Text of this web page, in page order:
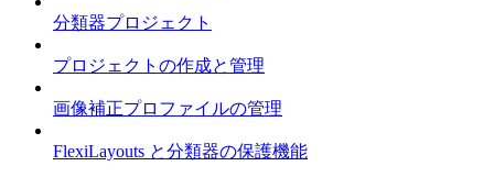
分類器プロジェクト
プロジェクトの作成と管理
画像補正プロファイルの管理
FlexiLayouts と分類器の保護機能